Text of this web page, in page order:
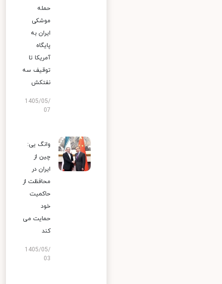
حمله
موشکی
ایران به
پایگاه
آمریکا تا
توقیف سه
نفتکش
1405/05/
07
وانگ یی:
چین از
ایران در
محافظت از
حاکمیت
خود
حمایت می
کند
1405/05/
03